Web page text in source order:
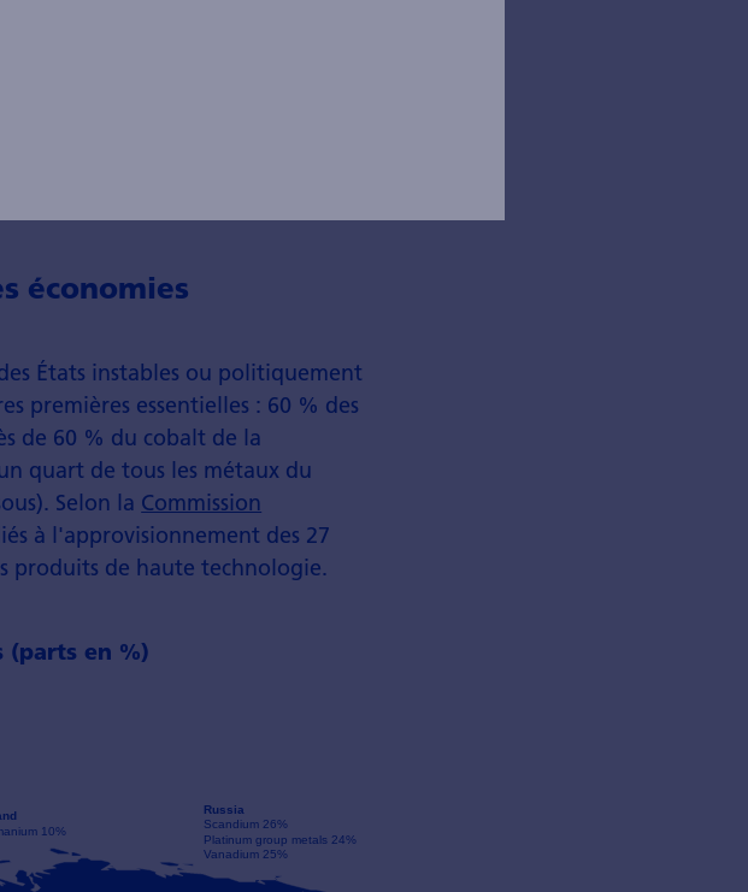
s'avère également très utile
sein du système. Les
circulaire devraient
économique.
économies
États instables ou politiquement
premières essentielles : 60 % des
de 60 % du cobalt de la
quart de tous les métaux du
Selon la Commission
à l'approvisionnement des 27
produits de haute technologie.
(parts en %)